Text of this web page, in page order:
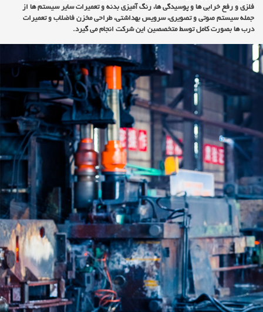
فلزی و رفع خرابی ها و پوسیدگی ها، رنگ آمیزی بدنه و تعمیرات سایر سیستم ها از
جمله سیستم صوتی و تصویری، سرویس بهداشتی، طراحی مخزن فاضلاب و تعمیرات
درب ها بصورت کامل توسط متخصصین این شرکت انجام می گیرد.